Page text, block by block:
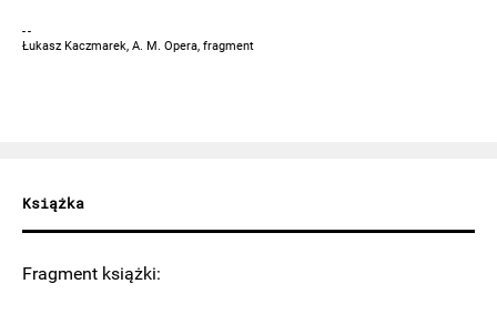
Łukasz Kaczmarek, A. M. Opera, fragment
Książka
Fragment książki: